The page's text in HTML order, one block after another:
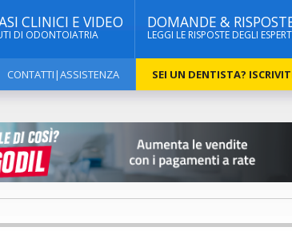
CLINICI E VIDEO
DI ODONTOIATRIA
DOMANDE &
LEGGI LE RISPOSTE DEGLI
CONTATTI|ASSISTENZA SEI UN DENTISTA?